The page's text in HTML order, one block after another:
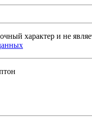
характер и не